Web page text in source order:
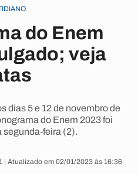
do Enem
veja
dias 5 e 12 de novembro de
do Enem 2023 foi
segunda-feira (2).
| Atualizado em 02/01/2023 às 16:36